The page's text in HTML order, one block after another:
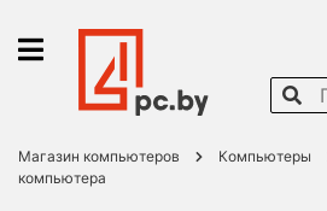
Магазин компьютеров Компьютеры
компьютера